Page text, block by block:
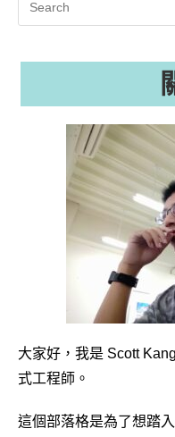
this
大家好，我是 Scott
式工程師。
這個部落格是為了想踏